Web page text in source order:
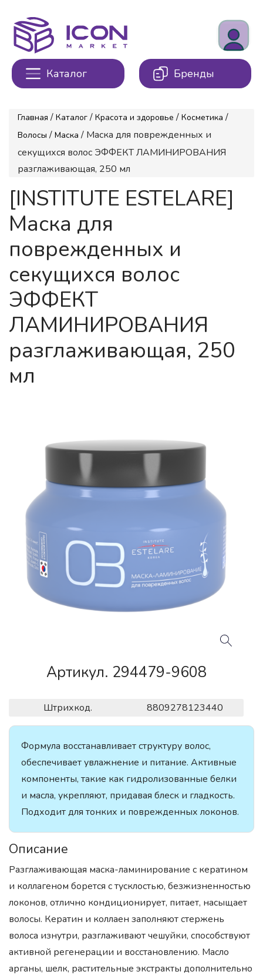
Каталог Бренды
Главная / Каталог / Красота и здоровье / Косметика /
Волосы / Маска / Маска для поврежденных и
секущихся волос ЭФФЕКТ ЛАМИНИРОВАНИЯ
разглаживающая, 250 мл
[INSTITUTE ESTELARE]
Маска для
поврежденных и
секущихся волос
ЭФФЕКТ
ЛАМИНИРОВАНИЯ
разглаживающая, 250
мл
Артикул. 294479-9608
Штрихкод. 8809278123440
Формула восстанавливает структуру волос,
обеспечивает увлажнение и питание. Активные
компоненты, такие как гидролизованные белки
и масла, укрепляют, придавая блеск и гладкость.
Подходит для тонких и поврежденных локонов.
Описание
Разглаживающая маска-ламинирование с кератином
и коллагеном борется с тусклостью, безжизненностью
локонов, отлично кондиционирует, питает, насыщает
волосы. Кератин и коллаен заполняют стержень
волоса изнутри, разглаживают чешуйки, способствуют
активной регенерации и восстановлению. Масло
арганы, шелк, растительные экстракты дополнительно